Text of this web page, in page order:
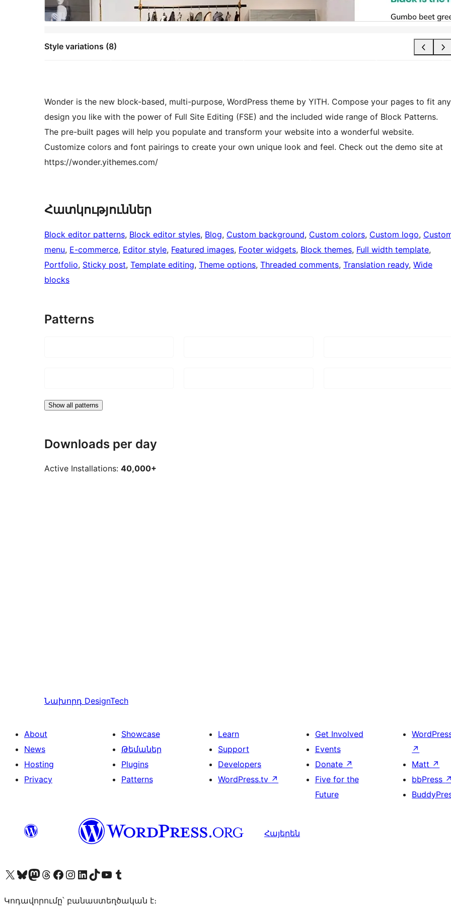
Style variations (8)
Wonder is the new block-based, multi-purpose, WordPress theme by YITH. Compose your pages to fit any
design you like with the power of Full Site Editing (FSE) and the included wide range of Block Patterns.
The pre-built pages will help you populate and transform your website into a wonderful website.
Customize colors and font pairings to create your own unique look and feel. Check out the demo site at
https://wonder.yithemes.com/
Հատկություններ
Block editor patterns, Block editor styles, Blog, Custom background, Custom colors, Custom logo,
menu, E-commerce, Editor style, Featured images, Footer widgets, Block themes, Full width template
Portfolio, Sticky post, Template editing, Theme options, Threaded comments, Translation ready, Wide
blocks
Patterns
Show all patterns
Downloads per day
Active Installations: 40,000+
Նախորդ DesignTech
About
News
Hosting
Privacy
Showcase
Թեմաներ
Plugins
Patterns
Learn
Support
Developers
WordPress.tv ↗
Get Involved
Events
Donate ↗
Five for the
Future
↗
Matt ↗
bbPress ↗
Հայերեն
Visit our X (formerly Twitter) account
Visit our Bluesky account
Visit our Mastodon account
Visit our Threads account
Visit our Facebook page
Visit our Instagram account
Visit our LinkedIn account
Visit our TikTok account
Visit our YouTube channel
Visit our Tumblr account
Կոդավորումը՝ բանաստեղծական է։